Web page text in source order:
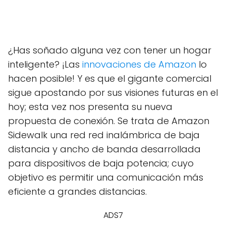
¿Has soñado alguna vez con tener un hogar
inteligente? ¡Las innovaciones de Amazon lo
hacen posible! Y es que el gigante comercial
sigue apostando por sus visiones futuras en el
hoy; esta vez nos presenta su nueva
propuesta de conexión. Se trata de Amazon
Sidewalk una red red inalámbrica de baja
distancia y ancho de banda desarrollada
para dispositivos de baja potencia; cuyo
objetivo es permitir una comunicación más
eficiente a grandes distancias.
ADS7